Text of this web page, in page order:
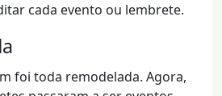
cada evento ou lembrete.
foi toda remodelada. Agora,